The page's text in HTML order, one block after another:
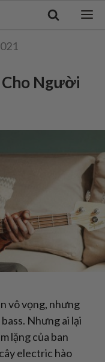
Người
vô vọng, nhưng
Nhưng ai lại
lặng của ban
electric hào